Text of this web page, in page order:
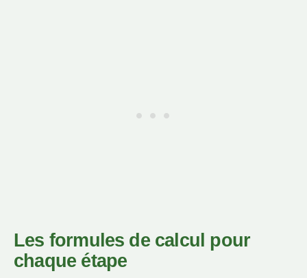
Les formules de calcul pour
chaque étape